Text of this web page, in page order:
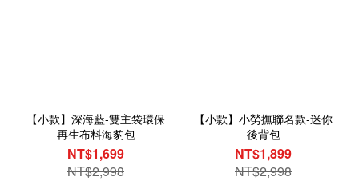
【小款】深海藍-雙主袋環保
再生布料海豹包
NT$1,699
NT$2,998
【小款】小勞撫聯名款-迷你
後背包
NT$1,899
NT$2,998